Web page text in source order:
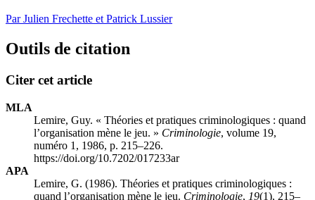
Par Julien Frechette et Patrick Lussier
Outils de citation
Citer cet article
MLA
Lemire, Guy. « Théories et pratiques criminologiques : quand
l’organisation mène le jeu. » Criminologie, volume 19,
numéro 1, 1986, p. 215–226.
https://doi.org/10.7202/017233ar
APA
Lemire, G. (1986). Théories et pratiques criminologiques :
quand l’organisation mène le jeu. Criminologie, 19(1), 215–